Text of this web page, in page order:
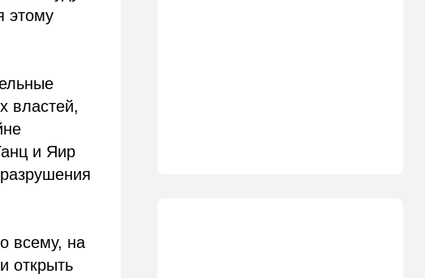
этому
властей,
и Яир
всему, на
открыть